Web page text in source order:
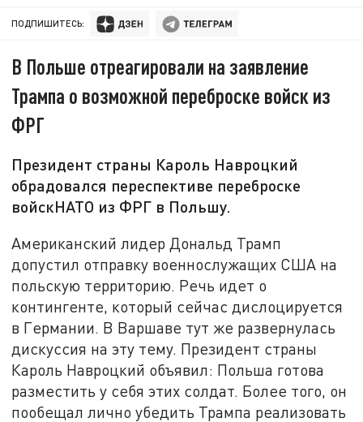
ПОДПИШИТЕСЬ:
В Польше отреагировали на заявление
Трампа о возможной переброске войск из
ФРГ
Президент страны Кароль Навроцкий
обрадовался переспективе переброске
войскНАТО из ФРГ в Польшу.
Американский лидер Дональд Трамп
допустил отправку военнослужащих США на
польскую территорию. Речь идет о
контингенте, который сейчас дислоцируется
в Германии. В Варшаве тут же развернулась
дискуссия на эту тему. Президент страны
Кароль Навроцкий объявил: Польша готова
разместить у себя этих солдат. Более того, он
пообещал лично убедить Трампа реализовать